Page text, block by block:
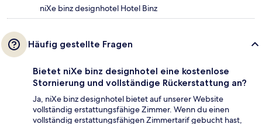
niXe binz designhotel Hotel Binz
Häufig gestellte Fragen
Bietet niXe binz designhotel eine kostenlose
Stornierung und vollständige Rückerstattung an?
Ja, niXe binz designhotel bietet auf unserer Website
vollständig erstattungsfähige Zimmer. Wenn du einen
vollständig erstattungsfähigen Zimmertarif gebucht hast,